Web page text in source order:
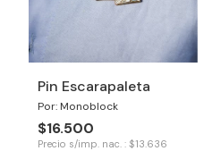
Pin Escarapaleta
Por: Monoblock
$16.500
Precio s/imp. nac. : $13.636